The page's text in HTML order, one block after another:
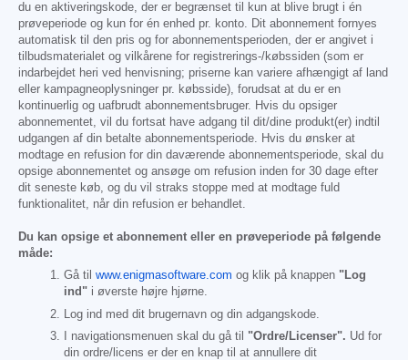
du en aktiveringskode, der er begrænset til kun at blive brugt i én
prøveperiode og kun for én enhed pr. konto. Dit abonnement fornyes
automatisk til den pris og for abonnementsperioden, der er angivet i
tilbudsmaterialet og vilkårene for registrerings-/købssiden (som er
indarbejdet heri ved henvisning; priserne kan variere afhængigt af land
eller kampagneoplysninger pr. købsside), forudsat at du er en
kontinuerlig og uafbrudt abonnementsbruger. Hvis du opsiger
abonnementet, vil du fortsat have adgang til dit/dine produkt(er) indtil
udgangen af din betalte abonnementsperiode. Hvis du ønsker at
modtage en refusion for din daværende abonnementsperiode, skal du
opsige abonnementet og ansøge om refusion inden for 30 dage efter
dit seneste køb, og du vil straks stoppe med at modtage fuld
funktionalitet, når din refusion er behandlet.
Du kan opsige et abonnement eller en prøveperiode på følgende
måde:
Gå til www.enigmasoftware.com og klik på knappen "Log
ind" i øverste højre hjørne.
Log ind med dit brugernavn og din adgangskode.
I navigationsmenuen skal du gå til "Ordre/Licenser". Ud for
din ordre/licens er der en knap til at annullere dit